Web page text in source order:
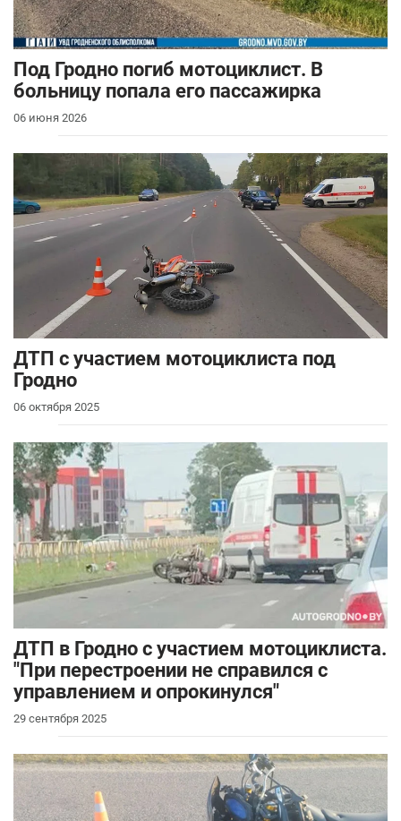
Под Гродно погиб мотоциклист. В
больницу попала его пассажирка
06 июня 2026
ДТП с участием мотоциклиста под
Гродно
06 октября 2025
ДТП в Гродно с участием мотоциклиста.
"При перестроении не справился с
управлением и опрокинулся"
29 сентября 2025